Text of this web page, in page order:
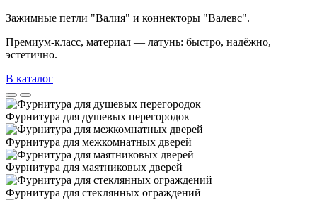
Зажимные петли "Валия" и коннекторы "Валевс".
Премиум‑класс, материал — латунь: быстро, надёжно,
эстетично.
В каталог
Фурнитура для душевых перегородок
Фурнитура для межкомнатных дверей
Фурнитура для маятниковых дверей
Фурнитура для стеклянных ограждений